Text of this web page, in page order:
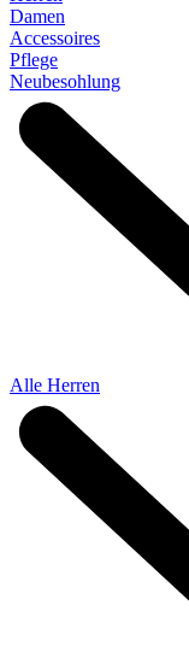
Damen
Accessoires
Pflege
Neubesohlung
Alle Herren